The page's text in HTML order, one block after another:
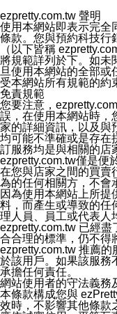
方式有所變動，本
執行該項變更措施
以得知 ezPretty 網
十三、自我保護措施
請妥善保管您的使
給任何人。在您完
出帳號。若您是與
關閉瀏覽器視窗，以
進入所機關管理區。
十四、傳送宣傳本
您同意本公司網站
絡並傳送或宣傳本
考。您能依照該資
能連結，隨時停止
十五、訊息通知
本公司/本服務將以
加入本公司/本服務
本公司/本服務傳送
為限，以廣告或其
三個條件者，將可
1.LINE 帳號設定的
話號碼比對相符。
2.該 LINE 帳號已在
訊息。
3.LINE 帳號未封鎖
欲變更通知型訊息的
1.點選「主頁」＞「
2.點選「隱私設定」
ezpretty.com.tw 聲明
使用本網站即表示完全
條款。您與預約科技行
（以下皆稱
將規範詳列於下。如未
旦使用本網站的全部或
受本網站所有規範的約
免責規範
您要注意，
誤，在使用本網站時，
家的詳細資訊，以及與
均可能不準確或是存在
訂服務均是與相關的店
ezpretty.com.tw僅是便
在您與店家之間的買賣
為的任何相關方，不會
因為使用本網站上所提
料，而產生或導致的任
理人員、員工或代表人
ezpretty.com.tw 已經
合合理的標準，仍不得
ezpretty.com.tw 推薦
於該用戶。如果該服務
承擔任何責任。
網站使用者的守法義務
本條款構成您與
效時，不影響其他條款